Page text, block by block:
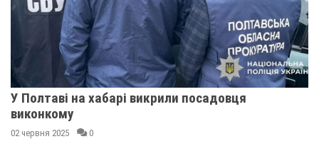
У Полтаві на хабарі викрили посадовця
виконкому
02 червня 2025 0